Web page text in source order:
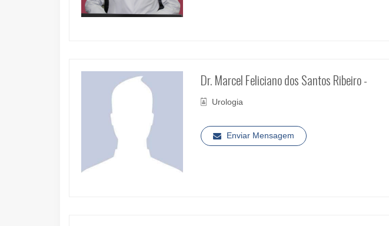
Dr. Marcel Feliciano dos Santos Ribeiro -
Urologia
Enviar Mensagem